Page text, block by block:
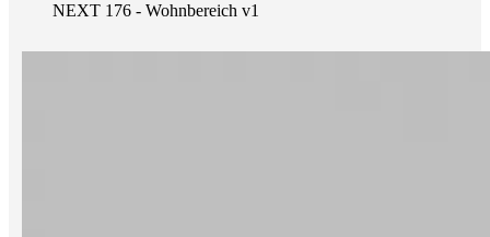
NEXT 176 - Wohnbereich v1